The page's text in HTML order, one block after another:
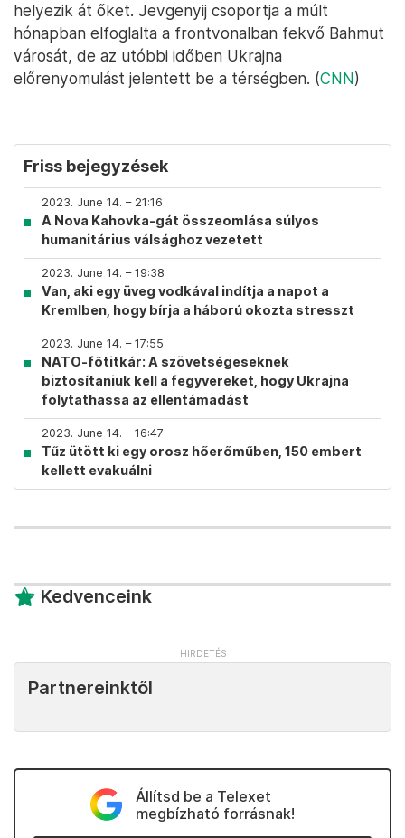
helyezik át őket. Jevgenyij csoportja a múlt
hónapban elfoglalta a frontvonalban fekvő Bahmut
városát, de az utóbbi időben Ukrajna
előrenyomulást jelentett be a térségben. (CNN)
Friss bejegyzések
2023. June 14. – 21:16
A Nova Kahovka-gát összeomlása súlyos
humanitárius válsághoz vezetett
2023. June 14. – 19:38
Van, aki egy üveg vodkával indítja a napot a
Kremlben, hogy bírja a háború okozta stresszt
2023. June 14. – 17:55
NATO-főtitkár: A szövetségeseknek
biztosítaniuk kell a fegyvereket, hogy Ukrajna
folytathassa az ellentámadást
2023. June 14. – 16:47
Tűz ütött ki egy orosz hőerőműben, 150 embert
kellett evakuálni
Kedvenceink
Partnereinktől
Állítsd be a Telexet
megbízható forrásnak!